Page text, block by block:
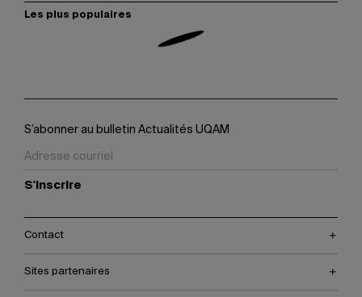
Les plus populaires
S’abonner au bulletin Actualités UQAM
S'inscrire
Contact
Sites partenaires